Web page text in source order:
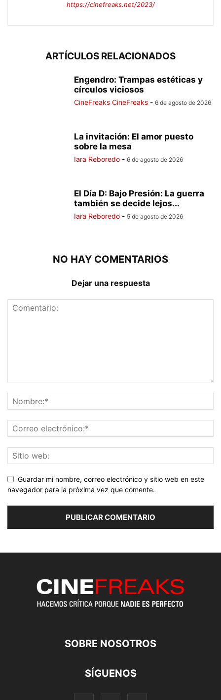
https://cinefreaks.net/2023/
ARTÍCULOS RELACIONADOS
Engendro: Trampas estéticas y
círculos viciosos
CineFreaks CineFreaks - 6 de agosto de 2026
La invitación: El amor puesto
sobre la mesa
Iara Reboredo - 6 de agosto de 2026
El Día D: Bajo Presión: La guerra
también se decide lejos...
Iara Reboredo - 5 de agosto de 2026
NO HAY COMENTARIOS
Dejar una respuesta
Guardar mi nombre, correo electrónico y sitio web en este
navegador para la próxima vez que comente.
SOBRE NOSOTROS
SÍGUENOS